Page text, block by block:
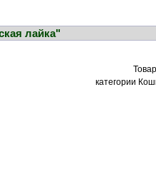
лайка"
категории